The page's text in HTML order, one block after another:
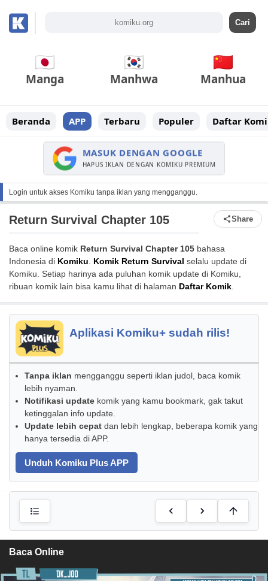
Manga Manhwa Manhua
Beranda APP Terbaru Populer Daftar
MASUK DENGAN GOOGLE
HAPUS IKLAN DENGAN KOMIKU PREMIUM
Login untuk akses Komiku tanpa iklan yang mengganggu.
Return Survival Chapter 105 Share
Baca online komik Return Survival Chapter 105 bahasa
Indonesia di Komiku. Komik Return Survival selalu update di
Komiku. Setiap harinya ada puluhan komik update di Komiku,
ribuan komik lain bisa kamu lihat di halaman Daftar Komik.
Aplikasi Komiku+ sudah rilis!
Tanpa iklan mengganggu seperti iklan judol, baca komik
lebih nyaman.
Notifikasi update komik yang kamu bookmark, gak takut
ketinggalan info update.
Update lebih cepat dan lebih lengkap, beberapa komik yang
hanya tersedia di APP.
Unduh Komiku Plus APP
Baca Online